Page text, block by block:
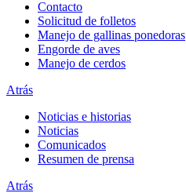
Contacto
Solicitud de folletos
Manejo de gallinas ponedoras
Engorde de aves
Manejo de cerdos
Atrás
Noticias e historias
Noticias
Comunicados
Resumen de prensa
Atrás